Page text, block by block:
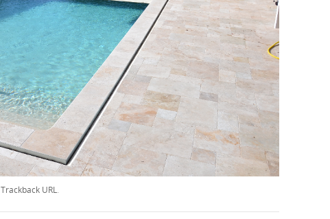
Trackback URL.